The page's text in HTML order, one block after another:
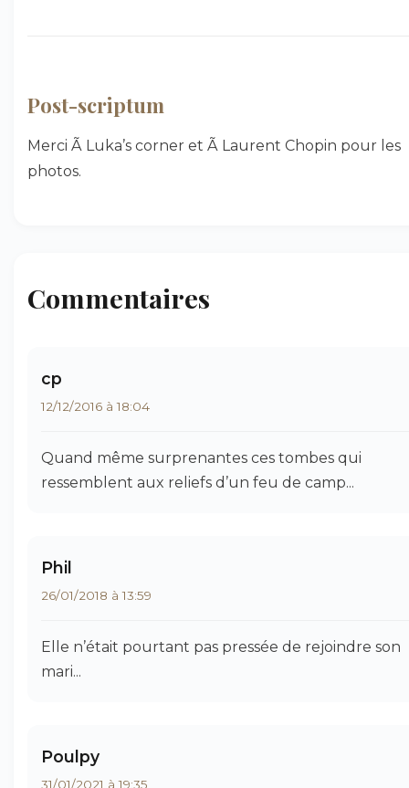
Post-scriptum
Merci Ã Luka’s corner et Ã Laurent Chopin pour les
photos.
Commentaires
cp
12/12/2016 à 18:04
Quand même surprenantes ces tombes qui
ressemblent aux reliefs d’un feu de camp...
Phil
26/01/2018 à 13:59
Elle n’était pourtant pas pressée de rejoindre son
mari...
Poulpy
31/01/2021 à 19:35